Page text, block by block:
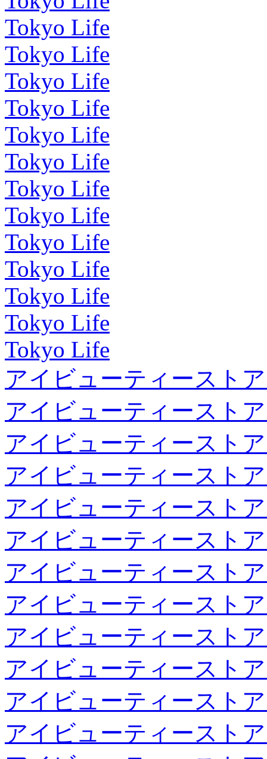
Tokyo Life
Tokyo Life
Tokyo Life
Tokyo Life
Tokyo Life
Tokyo Life
Tokyo Life
Tokyo Life
Tokyo Life
Tokyo Life
Tokyo Life
Tokyo Life
Tokyo Life
アイビューティースト
アイビューティースト
アイビューティースト
アイビューティースト
アイビューティースト
アイビューティースト
アイビューティースト
アイビューティースト
アイビューティースト
アイビューティースト
アイビューティースト
アイビューティースト